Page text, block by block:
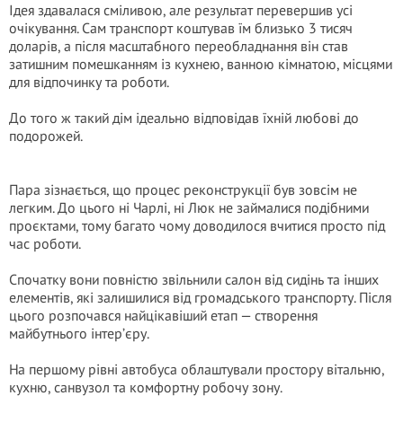
Ідея здавалася сміливою, але результат перевершив усі
очікування. Сам транспорт коштував їм близько 3 тисяч
доларів, а після масштабного переобладнання він став
затишним помешканням із кухнею, ванною кімнатою, місцями
для відпочинку та роботи.
До того ж такий дім ідеально відповідав їхній любові до
подорожей.
Пара зізнається, що процес реконструкції був зовсім не
легким. До цього ні Чарлі, ні Люк не займалися подібними
проєктами, тому багато чому доводилося вчитися просто під
час роботи.
Спочатку вони повністю звільнили салон від сидінь та інших
елементів, які залишилися від громадського транспорту. Після
цього розпочався найцікавіший етап — створення
майбутнього інтер’єру.
На першому рівні автобуса облаштували простору вітальню,
кухню, санвузол та комфортну робочу зону.